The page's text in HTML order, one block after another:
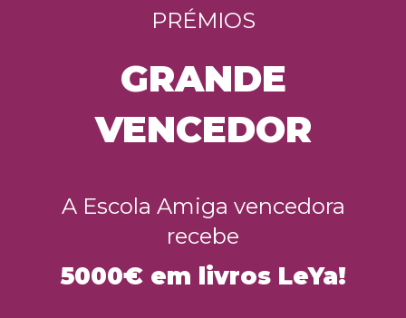
PRÉMIOS
GRANDE
VENCEDOR
A Escola Amiga vencedora
recebe
5000€ em livros LeYa!